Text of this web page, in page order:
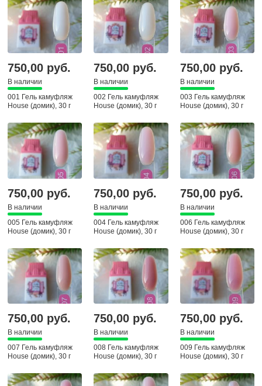
750,00 руб.
В наличии
001 Гель камуфляж
House (домик), 30 г
750,00 руб.
В наличии
002 Гель камуфляж
House (домик), 30 г
750,00 руб.
В наличии
003 Гель камуфляж
House (домик), 30 г
750,00 руб.
В наличии
005 Гель камуфляж
House (домик), 30 г
750,00 руб.
В наличии
004 Гель камуфляж
House (домик), 30 г
750,00 руб.
В наличии
006 Гель камуфляж
House (домик), 30 г
750,00 руб.
В наличии
007 Гель камуфляж
House (домик), 30 г
750,00 руб.
В наличии
008 Гель камуфляж
House (домик), 30 г
750,00 руб.
В наличии
009 Гель камуфляж
House (домик), 30 г